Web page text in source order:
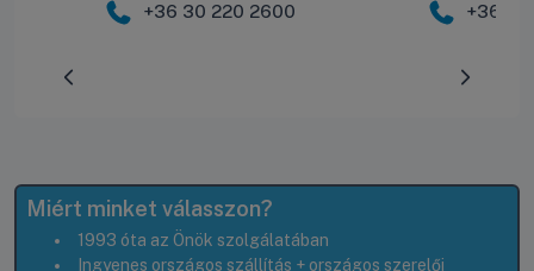
+36 30 220 2600
+36 30
Miért minket válasszon?
1993 óta az Önök szolgálatában
Ingyenes országos szállítás + országos szerelői